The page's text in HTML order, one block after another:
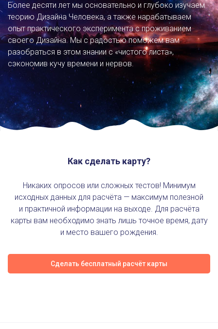
Более десяти лет мы основательно и глубоко изучаем
теорию Дизайна Человека, а также нарабатываем
опыт практического эксперимента с проживанием
своего Дизайна. Мы с радостью поможем вам
разобраться в этом знании с «чистого листа»,
сэкономив кучу времени и нервов.
Как сделать карту?
Никаких опросов или сложных тестов! Минимум
исходных данных для расчёта — максимум полезной
и практичной информации на выходе. Для расчёта
карты вам необходимо знать лишь точное время, дату
и место вашего рождения.
Сделать бесплатный расчёт карты